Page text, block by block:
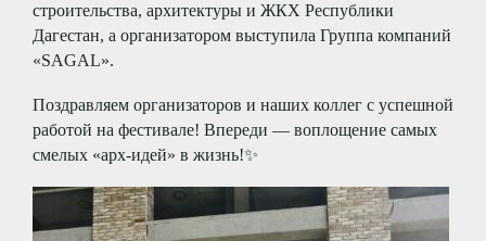
строительства, архитектуры и ЖКХ Республики
Дагестан, а организатором выступила Группа компаний
«SAGAL».
Поздравляем организаторов и наших коллег с успешной
работой на фестивале! Впереди — воплощение самых
смелых «арх-идей» в жизнь!✨